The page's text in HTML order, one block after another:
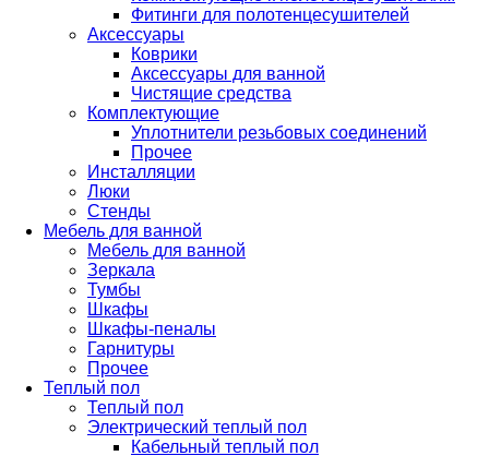
Фитинги для полотенцесушителей
Аксессуары
Коврики
Аксессуары для ванной
Чистящие средства
Комплектующие
Уплотнители резьбовых соединений
Прочее
Инсталляции
Люки
Стенды
Мебель для ванной
Мебель для ванной
Зеркала
Тумбы
Шкафы
Шкафы-пеналы
Гарнитуры
Прочее
Теплый пол
Теплый пол
Электрический теплый пол
Кабельный теплый пол